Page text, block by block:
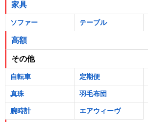
家具
ソファー テーブル
高額
その他
自転車 定期便
真珠 羽毛布団
腕時計 エアウィーヴ